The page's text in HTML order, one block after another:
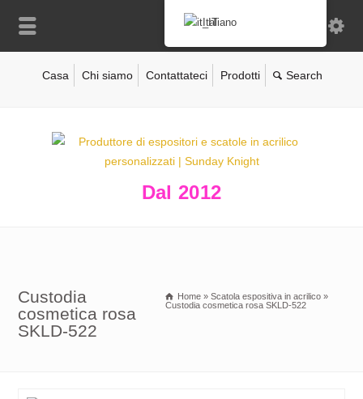
Casa Chi siamo Contattateci Prodotti
Dal 2012
Custodia
cosmetica rosa
SKLD-522
Home » Scatola espositiva in acrilico »
Custodia cosmetica rosa SKLD-522
Italiano